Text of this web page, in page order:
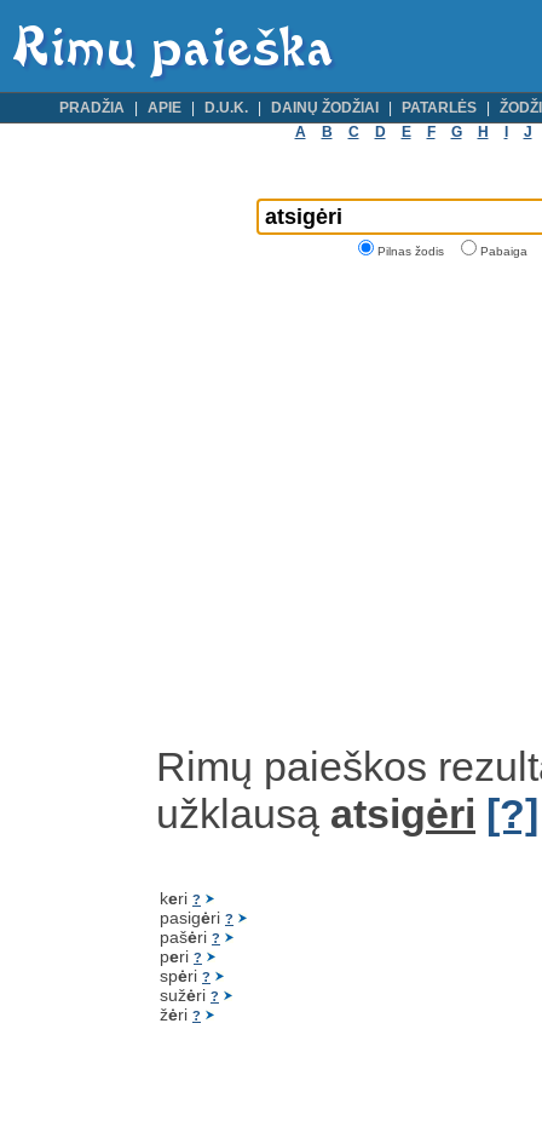
PRADŽIA APIE D.U.K. DAINŲ ŽODŽIAI PATARLĖS
A
B C D E F G H J
Pilnas žodis Pabaiga
Rimų paieškos
užklausą atsigėri [?]
keri ?
pasigėri ?
pašėri ?
peri ?
spėri ?
sužėri ?
žėri ?